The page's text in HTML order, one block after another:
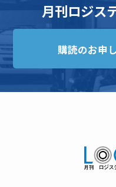
月刊ロジス
購読のお申